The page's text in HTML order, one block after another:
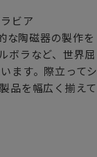
ッパ）で広くみら
わずと知れた北
ビア
な陶磁器の製作を
ボラなど、世界屈
ます。際立ってシ
品を幅広く揃えて